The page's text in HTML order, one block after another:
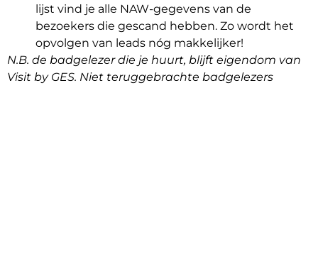
lijst vind je alle NAW-gegevens van de
bezoekers die gescand hebben. Zo wordt het
opvolgen van leads nóg makkelijker!
N.B. de badgelezer die je huurt, blijft eigendom van
Visit by GES. Niet teruggebrachte badgelezers